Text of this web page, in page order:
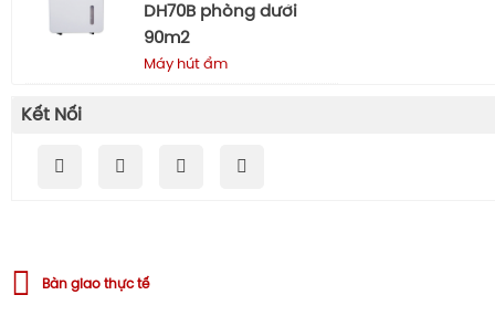
DH70B phòng dưới
90m2
Máy hút ẩm
Kết Nối
Bàn giao thực tế